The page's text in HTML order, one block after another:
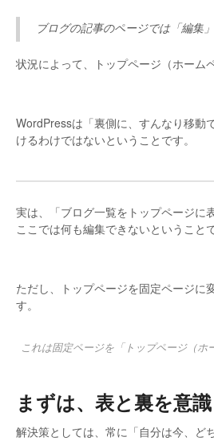
ブログの記事のページでは「編集
状況によって、トップページ（ホーム
WordPressは「裏側に、すんなり移動
けるわけではないということです。
実は、「ブログ一覧をトップページに
ここでは何も編集できないということで
ただし、トップページを固定ページに
す。
これは固定ページを「トップページ（
まずは、表と裏を意
解決策としては、常に「自分は今、ど